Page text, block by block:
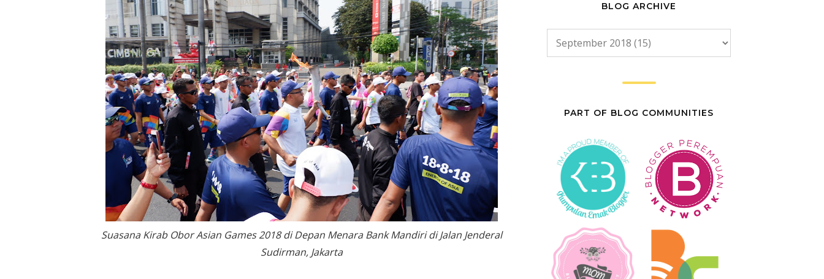
Suasana Kirab Obor Asian Games 2018 di Depan Menara Bank Mandiri di Jalan Jenderal
Sudirman, Jakarta
BLOG ARCHIVE
PART OF BLOG COMMUNITIES